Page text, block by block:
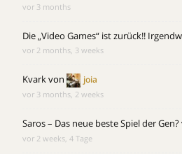
vor 3 months
Die „Video Games“ ist zurück!!
vor 2 months, 3 weeks
Kvarkvon joia
vor 3 months, 2 weeks
Saros – Das neue beste Spiel der Gen?
vor 2 weeks, 4 Tage